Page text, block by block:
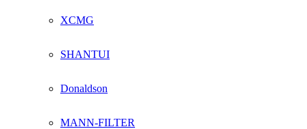
XCMG
SHANTUI
Donaldson
MANN-FILTER